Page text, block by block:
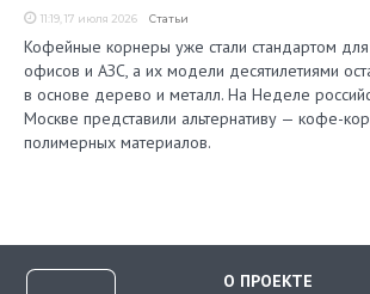
11:19, 17 июля 2026 Статьи
Кофейные корнеры уже стали стандартом для
офисов и АЗС, а их модели десятилетиями
в основе дерево и металл. На Неделе
Москве представили альтернативу — кофе-
полимерных материалов.
О ПРОЕКТЕ